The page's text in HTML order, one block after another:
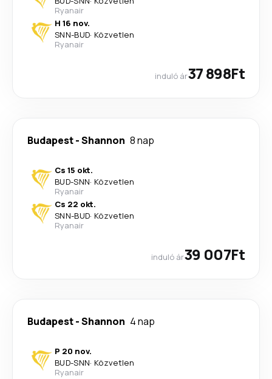
Ryanair
H 16 nov.
SNN-BUD· Közvetlen
Ryanair
induló ár37 898Ft
Budapest-Shannon 8 nap
Cs 15 okt.
BUD-SNN· Közvetlen
Ryanair
Cs 22 okt.
SNN-BUD· Közvetlen
Ryanair
induló ár39 007Ft
Budapest-Shannon 4 nap
P 20 nov.
BUD-SNN· Közvetlen
Ryanair